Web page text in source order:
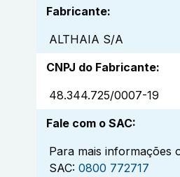
Fabricante:
ALTHAIA S/A
CNPJ do Fabricante:
48.344.725/0007-19
Fale com o SAC:
Para mais informações
SAC: 0800 772717